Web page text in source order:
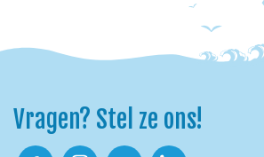
Vragen? Stel ze ons!